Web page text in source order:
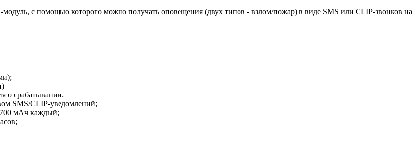
с помощью которого можно получать оповещения (двух типов - взлом/пожар) в виде SMS или CLIP-звонков на
о срабатывании;
SMS/CLIP-уведомлений;
мАч каждый;